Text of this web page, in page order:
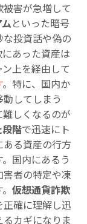
害が急増して
といった暗号
投資話や偽の
あった資産は
上を経由して
。特に、国内か
してしまう
しくなるのが
階で迅速にト
る資産の行方
国内にあるう
者の特定や凍
。仮想通貨詐欺
確に理解し迅
カギになりま